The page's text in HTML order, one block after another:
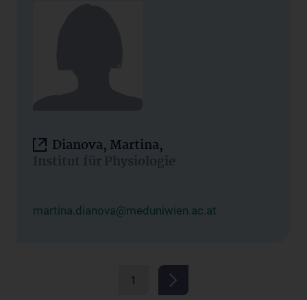
Dianova, Martina,
Institut für Physiologie
martina.dianova@meduniwien.ac.at
1